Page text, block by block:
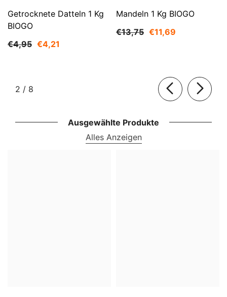
Getrocknete Datteln 1 Kg
BIOGO
€4,95 €4,21
Mandeln 1 Kg BIOGO
€13,75 €11,69
2 / von
8
Ausgewählte Produkte
Alles Anzeigen